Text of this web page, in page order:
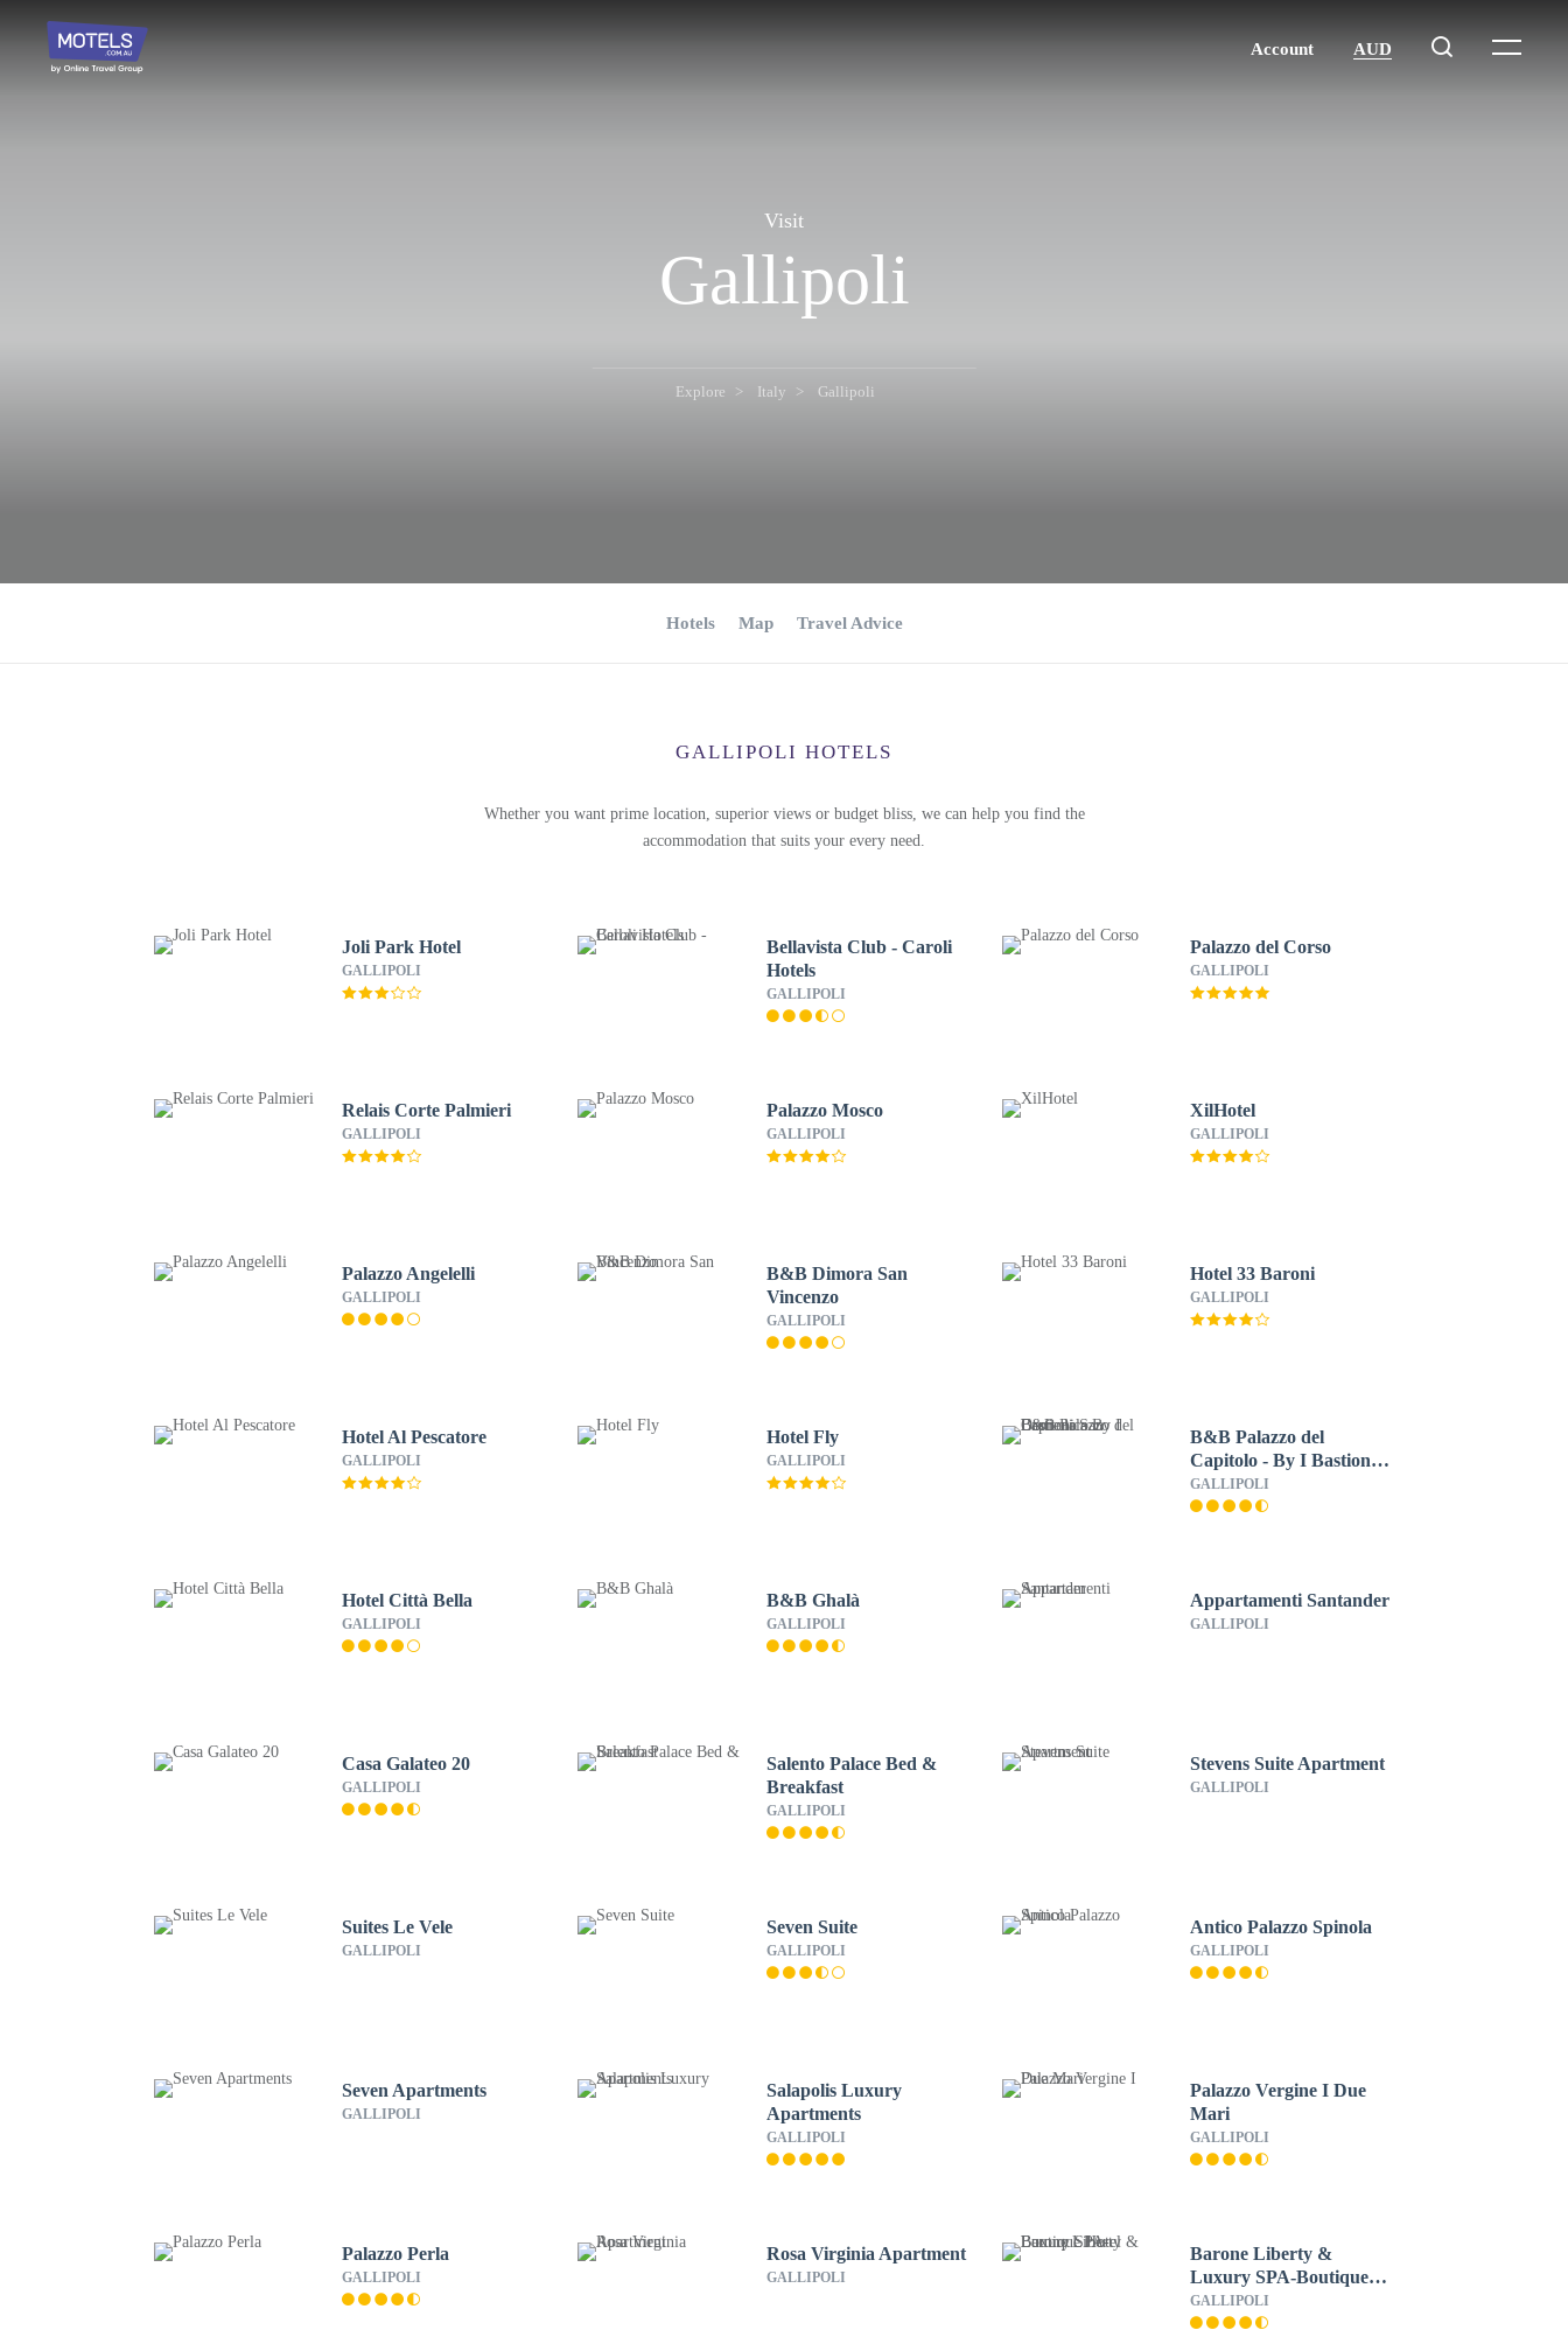
Visit
Gallipoli
Explore Italy Gallipoli
Hotels Map Travel Advice
GALLIPOLI HOTELS
Whether you want prime location, superior views or budget bliss, we can help you find the
accommodation that suits your every need.
Joli Park Hotel
GALLIPOLI
Bellavista Club - Caroli
Hotels
GALLIPOLI
Palazzo del Corso
GALLIPOLI
Relais Corte Palmieri
GALLIPOLI
Palazzo Mosco
GALLIPOLI
XilHotel
GALLIPOLI
Palazzo Angelelli
GALLIPOLI
B&B Dimora San
Vincenzo
GALLIPOLI
Hotel 33 Baroni
GALLIPOLI
Hotel Al Pescatore
GALLIPOLI
Hotel Fly
GALLIPOLI
B&B Palazzo del
Capitolo - By I Bastioni
San Domenico
GALLIPOLI
Hotel Città Bella
GALLIPOLI
B&B Ghalà
GALLIPOLI
Appartamenti Santander
GALLIPOLI
Casa Galateo 20
GALLIPOLI
Salento Palace Bed &
Breakfast
GALLIPOLI
Stevens Suite Apartment
GALLIPOLI
Suites Le Vele
GALLIPOLI
Seven Suite
GALLIPOLI
Antico Palazzo Spinola
GALLIPOLI
Seven Apartments
GALLIPOLI
Salapolis Luxury
Apartments
GALLIPOLI
Palazzo Vergine I Due
Mari
GALLIPOLI
Palazzo Perla
GALLIPOLI
Rosa Virginia Apartment
GALLIPOLI
Barone Liberty &
Luxury SPA-Boutique
Hotel
GALLIPOLI